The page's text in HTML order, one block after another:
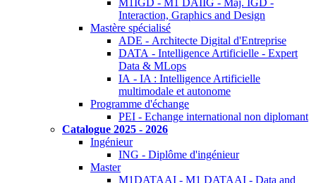
M1IGD - M1 DAIIG - Maj. IGD -
Interaction, Graphics and Design
Mastère spécialisé
ADE - Architecte Digital d'Entreprise
DATA - Intelligence Artificielle - Expert
Data & MLops
IA - IA : Intelligence Artificielle
multimodale et autonome
Programme d'échange
PEI - Echange international non diplomant
Catalogue 2025 - 2026
Ingénieur
ING - Diplôme d'ingénieur
Master
M1DATAAI - M1 DATAAI - Data and